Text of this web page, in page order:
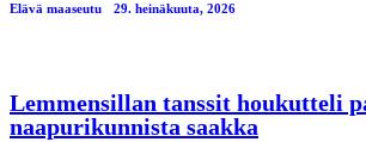
Elävä maaseutu 29. heinäkuuta, 2026
Lemmensillan tanssit houkutteli
naapurikunnista saakka